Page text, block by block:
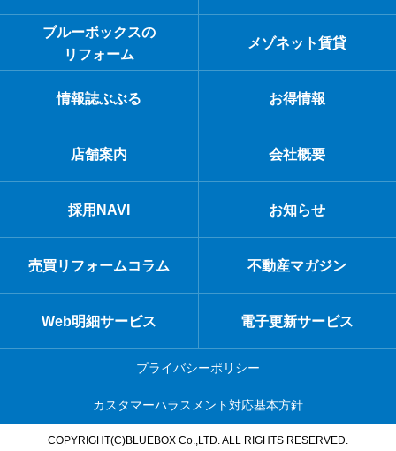
ブルーボックスの
リフォーム
メゾネット賃貸
情報誌ぶぶる お得情報
店舗案内 会社概要
採用NAVI お知らせ
売買リフォームコラム 不動産マガジン
Web明細サービス 電子更新サービス
プライバシーポリシー
カスタマーハラスメント対応基本方針
COPYRIGHT(C)BLUEBOX Co.,LTD. ALL RIGHTS RESERVED.